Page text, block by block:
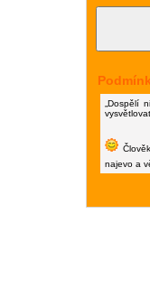
„Dospělí
najevo a